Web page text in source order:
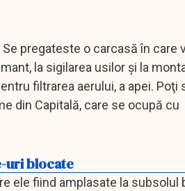
pregateste o carcasă în care
la sigilarea usilor şi la
filtrarea aerului, a apei. Poţi
din Capitală, care se ocupă cu
uri blocate
ele fiind amplasate la subsolul